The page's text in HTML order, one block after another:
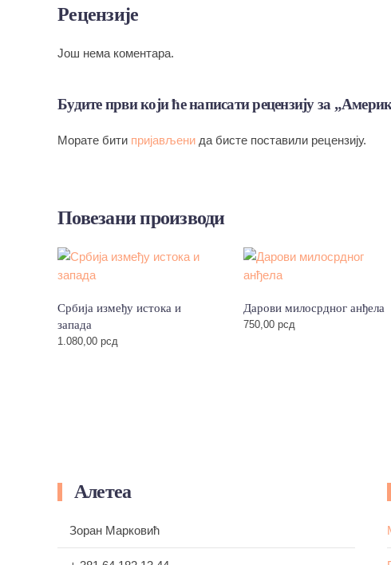
Рецензије
Још нема коментара.
Будите први који ће написати рецензију за
Морате бити пријављени да бисте поставили рецензију.
Повезани производи
Србија између истока и
запада
1.080,00 рсд
Дарови милосрдног анђела
750,00 рсд
Алетеа
Зоран Марковић